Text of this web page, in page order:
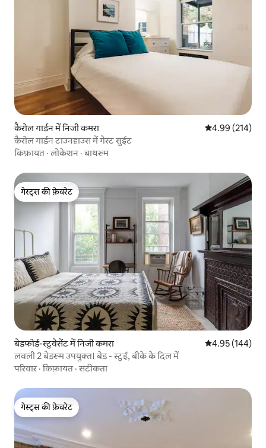
कैरोल गार्डन में निजी कमरा औसत रेटिंग 5 में से
4.99 (214)
कैरोल गार्डन टाउनहाउस में गेस्ट सुईट
किफ़ायत ·लोकेशन ·बाथरूम
गेस्ट्स की फ़ेवरेट
गेस्ट्स की फ़ेवरेट
बेडफोर्ड-स्टुवेसेंट में निजी कमरा औसत रेटिंग 5 में से
4.95 (144)
लवली 2 बेडरूम उपयुक्त। बेड - स्टुई, बीके के दिल में
परिवार ·किफ़ायत ·सटीकता
गेस्ट्स की फ़ेवरेट
गेस्ट्स की फ़ेवरेट